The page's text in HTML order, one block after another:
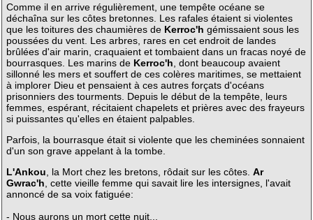
Comme il en arrive régulièrement, une tempête océane se
déchaîna sur les côtes bretonnes. Les rafales étaient si violentes
que les toitures des chaumières de Kerroc'h gémissaient sous les
poussées du vent. Les arbres, rares en cet endroit de landes
brûlées d'air marin, craquaient et tombaient dans un fracas noyé de
bourrasques. Les marins de Kerroc'h , dont beaucoup avaient
sillonné les mers et souffert de ces colères maritimes, se mettaient
à implorer Dieu et pensaient à ces autres forçats d'océans
prisonniers des tourments. Depuis le début de la tempête, leurs
femmes, espérant, récitaient chapelets et prières avec des frayeurs
si puissantes qu'elles en étaient palpables.
Parfois, la bourrasque était si violente que les cheminées sonnaient
d'un son grave appelant à la tombe.
L'Ankou, la Mort chez les bretons, rôdait sur les côtes. Ar
Gwrac'h, cette vieille femme qui savait lire les intersignes, l'avait
annoncé de sa voix fatiguée:
- Nous aurons un mort cette nuit...